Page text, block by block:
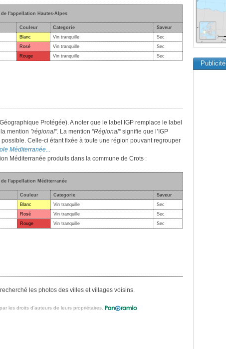
de l'appellation Hautes-Alpes
Couleur Categorie
Saveur
Blanc Vin tranquille
Sec
Rosé Vin tranquille
Sec
Rouge Vin tranquille Sec
Protégée). A noter que le label IGP remplace le label
mention "régional". La mention "Régional"signifie que l’IGP
Celle-ci étant fixée à toute une région pouvant regrouper
Méditerranée...
Méditerranée produits dans la commune de Crots :
de l'appellation Méditerranée
Couleur Categorie
Saveur
Blanc Vin tranquille
Sec
Rosé Vin tranquille
Sec
Rouge Vin tranquille Sec
les photos des villes et villages voisins.
les droits d'auteurs de leurs propriétaires.
Publicité